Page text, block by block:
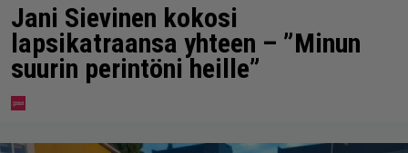
Jani Sievinen kokosi
lapsikatraansa yhteen – ”Minun
suurin perintöni heille”